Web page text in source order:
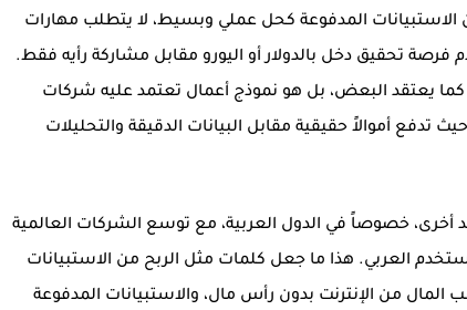
الاستبيانات المدفوعة كحل عملي وبسيط، لا يتطلب مهارات
تحقيق دخل بالدولار أو اليورو مقابل مشاركة رأيه فقط.
كما يعتقد البعض، بل هو نموذج أعمال تعتمد عليه شركات
تدفع أموالاً حقيقية مقابل البيانات الدقيقة والتحليلات
أخرى، خصوصاً في الدول العربية، مع توسع الشركات العالمية
العربي. هذا ما جعل كلمات مثل الربح من الاستبيانات
المال من الإنترنت بدون رأس مال، والاستبيانات المدفوعة